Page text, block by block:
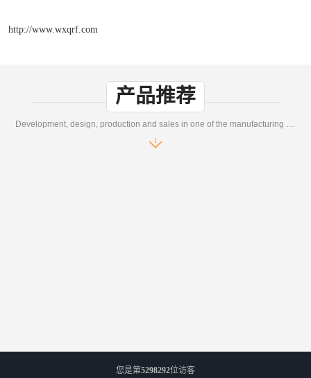
http://www.wxqrf.com
产品推荐
Development, design, production and sales in one of the manufacturing enterprises
您是第5298292位访客